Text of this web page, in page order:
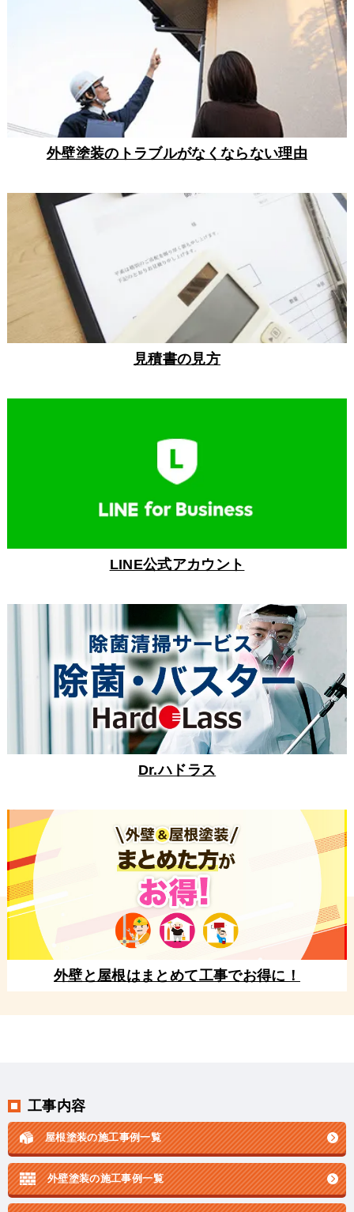
外壁塗装のトラブルがなくならない理由
見積書の見方
LINE公式アカウント
Dr.ハドラス
外壁と屋根はまとめて工事でお得に！
工事内容
屋根塗装の施工事例一覧
外壁塗装の施工事例一覧